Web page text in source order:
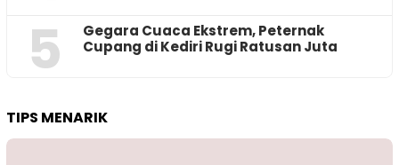
5
‎Gegara Cuaca Ekstrem, Peternak
Cupang di Kediri Rugi Ratusan Juta
TIPS MENARIK